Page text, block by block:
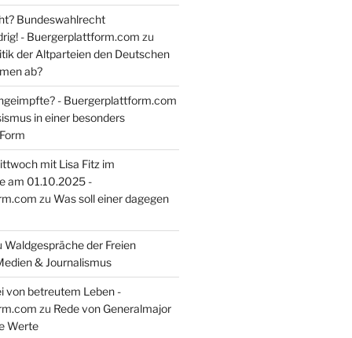
Bundeswahlrecht
- Buergerplattform.com zu
der Altparteien den Deutschen
ab?
- Buergerplattform.com
in einer besonders
mit Lisa Fitz im
am 01.10.2025 -
zu Was soll einer dagegen
Waldgespräche der Freien
& Journalismus
von betreutem Leben -
zu Rede von Generalmajor
Werte